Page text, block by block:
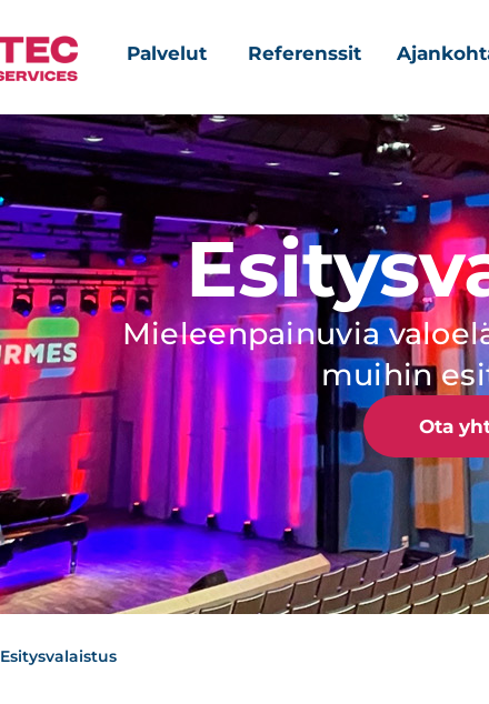
Palvelut Referenssit
Mieleenpainuvia
muihin
Ota
Esitysvalaistus